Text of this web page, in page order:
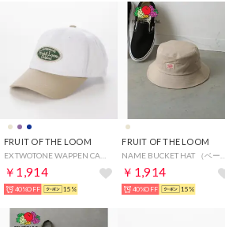
FRUIT OF THE LOOM
￥1,914
40%OFF 15%
FRUIT OF THE LOOM
￥1,914
40%OFF 15%